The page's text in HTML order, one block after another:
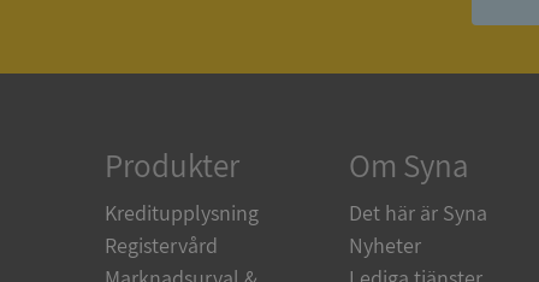
Produkter
Kreditupplysning
Registervård
Om Syna
Det här är Syna
Nyheter
ASP.NET_SessionId
ARRAffinity